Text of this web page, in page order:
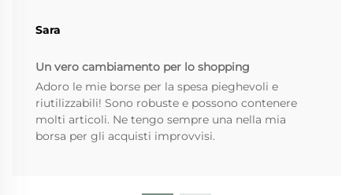
Sara
Un vero cambiamento per lo shopping
Adoro le mie borse per la spesa pieghevoli e
riutilizzabili! Sono robuste e possono contenere
molti articoli. Ne tengo sempre una nella mia
borsa per gli acquisti improvvisi.